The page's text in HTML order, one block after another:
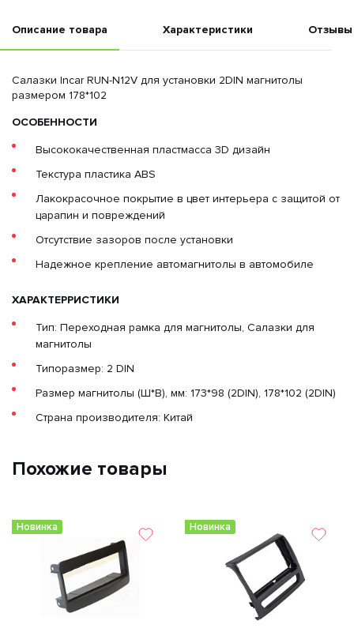
Описание товара Характеристики Отзывы
Салазки Incar RUN-N12V для установки 2DIN магнитолы
размером 178*102
ОСОБЕННОСТИ
Высококачественная пластмасса 3D дизайн
Текстура пластика ABS
Лакокрасочное покрытие в цвет интерьера c защитой от
царапин и повреждений
Отсутствие зазоров после установки
Надежное крепление автомагнитолы в автомобиле
ХАРАКТЕРРИСТИКИ
Тип: Переходная рамка для магнитолы, Салазки для
магнитолы
Типоразмер: 2 DIN
Размер магнитолы (Ш*В), мм: 173*98 (2DIN), 178*102 (2DIN)
Страна производителя: Китай
Похожие товары
Новинка Новинка